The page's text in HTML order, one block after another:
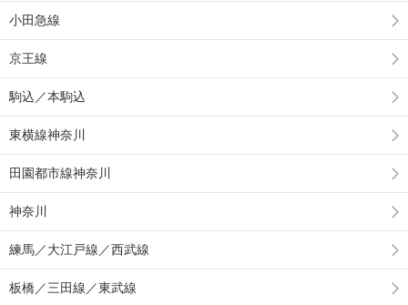
小田急線
京王線
駒込／本駒込
東横線神奈川
田園都市線神奈川
神奈川
練馬／大江戸線／西武線
板橋／三田線／東武線